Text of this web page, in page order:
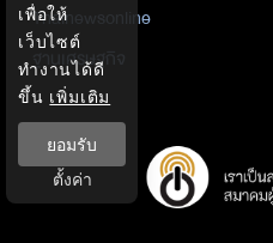
Thainewsonline
ฐานเศรษฐกิจ
เพื่อให้
เว็บไซต์
ทำงานได้ดี
ขึ้น เพิ่มเติม
ยอมรับ
ตั้งค่า